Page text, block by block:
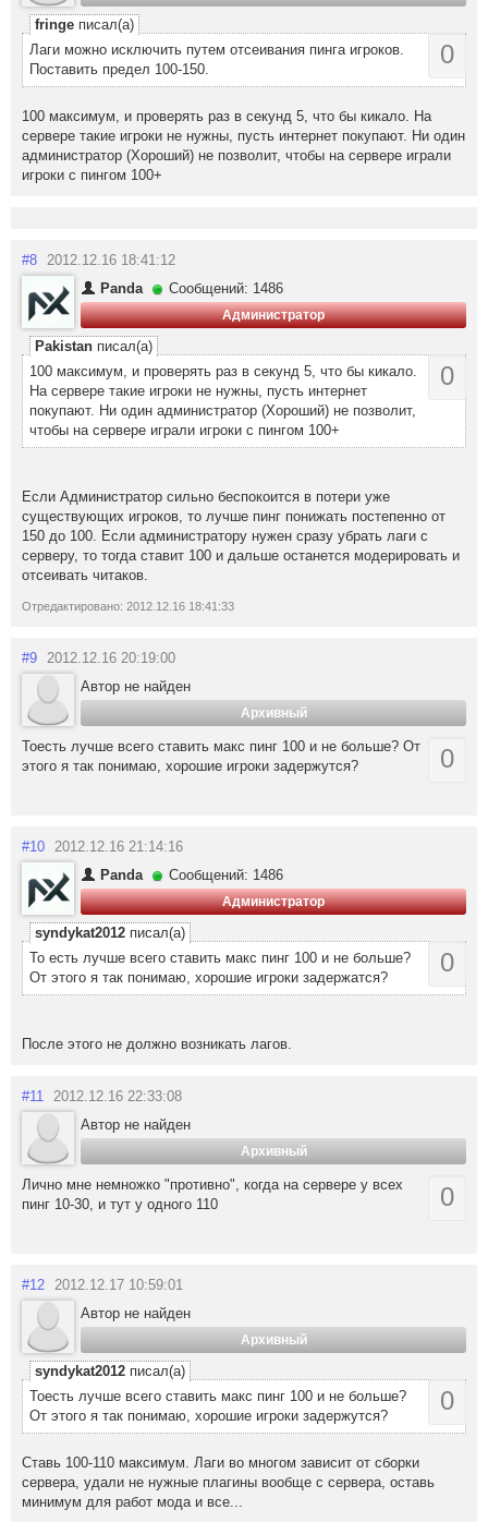
0
fringe писал(а)
Лаги можно исключить путем отсеивания пинга игроков.
Поставить предел 100-150.
100 максимум, и проверять раз в секунд 5, что бы кикало. На
сервере такие игроки не нужны, пусть интернет покупают. Ни один
администратор (Хороший) не позволит, чтобы на сервере играли
игроки с пингом 100+
#8 2012.12.16 18:41:12
Panda
Сообщений: 1486
Администратор
0
Pakistan писал(а)
100 максимум, и проверять раз в секунд 5, что бы кикало.
На сервере такие игроки не нужны, пусть интернет
покупают. Ни один администратор (Хороший) не позволит,
чтобы на сервере играли игроки с пингом 100+
Если Администратор сильно беспокоится в потери уже
существующих игроков, то лучше пинг понижать постепенно от
150 до 100. Если администратору нужен сразу убрать лаги с
серверу, то тогда ставит 100 и дальше останется модерировать и
отсеивать читаков.
Отредактировано: 2012.12.16 18:41:33
#9 2012.12.16 20:19:00
Автор не найден
Архивный
0
Тоесть лучше всего ставить макс пинг 100 и не больше? От
этого я так понимаю, хорошие игроки задержутся?
#10 2012.12.16 21:14:16
Panda
Сообщений: 1486
Администратор
0
syndykat2012 писал(а)
То есть лучше всего ставить макс пинг 100 и не больше?
От этого я так понимаю, хорошие игроки задержатся?
После этого не должно возникать лагов.
#11 2012.12.16 22:33:08
Автор не найден
Архивный
0
Лично мне немножко "противно", когда на сервере у всех
пинг 10-30, и тут у одного 110
#12 2012.12.17 10:59:01
Автор не найден
Архивный
0
syndykat2012 писал(а)
Тоесть лучше всего ставить макс пинг 100 и не больше?
От этого я так понимаю, хорошие игроки задержутся?
Ставь 100-110 максимум. Лаги во многом зависит от сборки
сервера, удали не нужные плагины вообще с сервера, оставь
минимум для работ мода и все...